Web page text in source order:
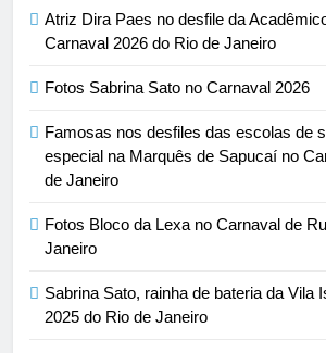
Atriz Dira Paes no desfile da
Carnaval 2026 do Rio de Janeiro
Fotos Sabrina Sato no Carnaval 2026
Famosas nos desfiles das escolas de
especial na Marquês de Sapucaí no
de Janeiro
Fotos Bloco da Lexa no Carnaval de
Janeiro
Sabrina Sato, rainha de bateria da Vila
2025 do Rio de Janeiro